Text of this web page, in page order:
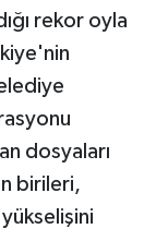
rekor oyla
dosyaları
birileri,